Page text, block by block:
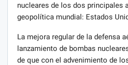
nucleares de los dos principales
geopolítica mundial: Estados
La mejora regular de la defensa
lanzamiento de bombas
de que con el advenimiento de